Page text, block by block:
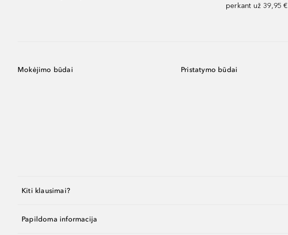
perkant už 39,95 €
Mokėjimo būdai Pristatymo būdai
Kiti klausimai?
Papildoma informacija